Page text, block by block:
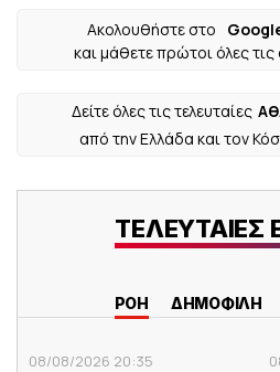
Ακολουθήστε στο
και μάθετε πρώτοι όλες τις
Δείτε όλες τις τελευταίες
από την Ελλάδα και τον
ΤΕΛΕΥΤΑΙΕΣ
ΡΟΗ ΔΗΜΟΦΙΛΗ
08/08/2026 20:35